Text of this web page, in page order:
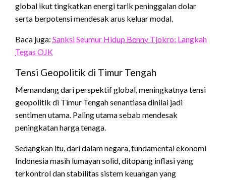
global ikut tingkatkan energi tarik peninggalan dolar
serta berpotensi mendesak arus keluar modal.
Baca juga: Sanksi Seumur Hidup Benny Tjokro: Langkah
Tegas OJK
Tensi Geopolitik di Timur Tengah
Memandang dari perspektif global, meningkatnya tensi
geopolitik di Timur Tengah senantiasa dinilai jadi
sentimen utama. Paling utama sebab mendesak
peningkatan harga tenaga.
Sedangkan itu, dari dalam negara, fundamental ekonomi
Indonesia masih lumayan solid, ditopang inflasi yang
terkontrol dan stabilitas sistem keuangan yang